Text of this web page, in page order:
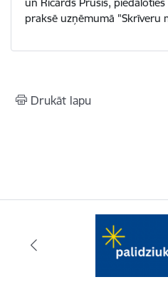
un Ričards Prūsis,
praksē uzņēmumā "Skrīveru
Drukāt lapu